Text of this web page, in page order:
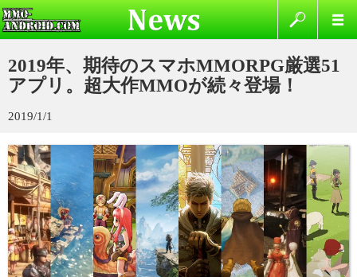
2019年、期待のスマホMMORPG厳選51
アプリ。超大作MMOが続々登場！
2019/1/1